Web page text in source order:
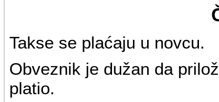
Takse se plaćaju u novcu.
Obveznik je dužan da
platio.